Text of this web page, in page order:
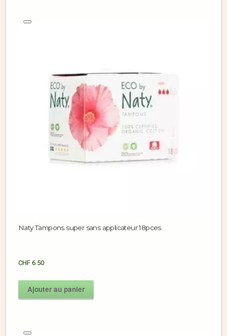
Naty Tampons super sans applicateur 18pces.
CHF 6.50
Ajouter au panier